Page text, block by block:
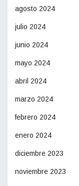
agosto 2024
julio 2024
junio 2024
mayo 2024
abril 2024
marzo 2024
febrero 2024
enero 2024
diciembre 2023
noviembre 2023